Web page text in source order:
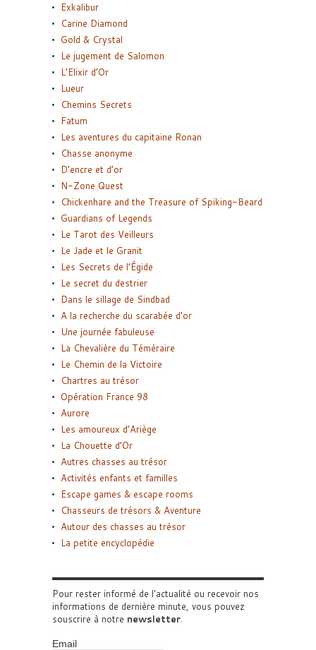
Exkalibur
Carine Diamond
Gold & Crystal
Le jugement de Salomon
L’Elixir d’Or
Lueur
Chemins Secrets
Fatum
Les aventures du capitaine Ronan
Chasse anonyme
D’encre et d’or
N-Zone Quest
Chickenhare and the Treasure of Spiking-Beard
Guardians of Legends
Le Tarot des Veilleurs
Le Jade et le Granit
Les Secrets de l’Égide
Le secret du destrier
Dans le sillage de Sindbad
A la recherche du scarabée d’or
Une journée fabuleuse
La Chevalière du Téméraire
Le Chemin de la Victoire
Chartres au trésor
Opération France 98
Aurore
Les amoureux d’Ariège
La Chouette d’Or
Autres chasses au trésor
Activités enfants et familles
Escape games & escape rooms
Chasseurs de trésors & Aventure
Autour des chasses au trésor
La petite encyclopédie
Pour rester informé de l'actualité ou recevoir nos
informations de dernière minute, vous pouvez
souscrire à notre newsletter.
Email